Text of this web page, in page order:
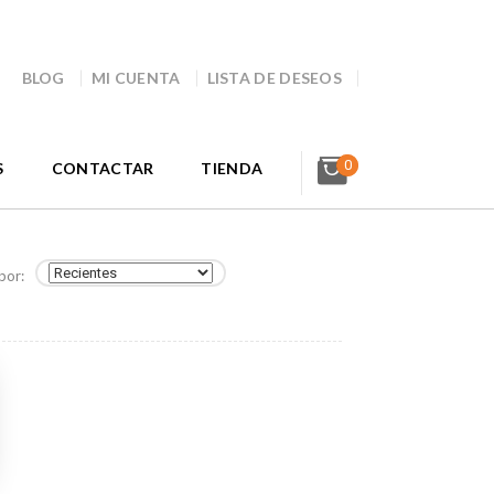
BLOG MI CUENTA LISTA DE DESEOS
CONTACTAR TIENDA 0